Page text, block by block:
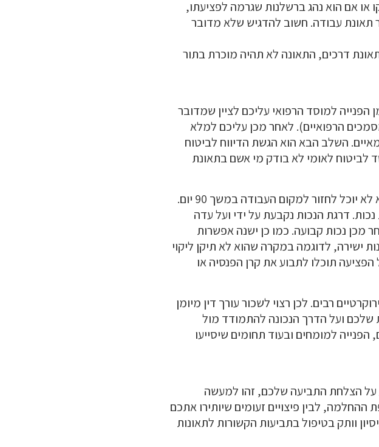
או אם הוא נהג ברשלנות שגרמה לפציעתו,
תאונת עבודה. חשוב להדגיש שלא מדובר
דרכים, התאונה לא תהיה מוכרת בתור
למוסד הרפואי עליכם לציין שמדובר
הרפואיים). לאחר מכן עליכם למלא
או טופס בל/283 אם אתם עצמאיים. השלב הבא הוא הגשת הדיווח לביטוח
לביטוח לאומי לא בודק מי אשם בתאונת
ההכרה כנפגע תאונת עבודה אמורה לשפות את הנפגע אם הוא לא יוכל לחזור למקום העבודה במשך 90 יום.
דרגת הנכות נקבעת על ידי ועל עדה
מכן נכות קבועה. כמו כן ישנה אפשרות
ישירה, לדוגמה במקרה שהוא לא תיקן ליקוי
תוכלו לתבוע את קרן הפנסיה או
רבים. לכן רצוי לשכור עורך דין מיומן
שלכם ועל הדרך הנכונה להתמודד מול
למומחים ובעוד תחומים שיסייעו
על הצלחת התביעה שלכם, זהו למעשה
לבין פיצויים זעומים שיותירו אתכם
וותק בטיפול בתביעות הקשורות לתאונות